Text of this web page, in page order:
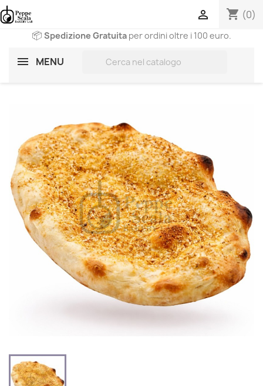
shopping_cart (0)

📦 Spedizione Gratuita per ordini oltre i 100 euro.
MENU